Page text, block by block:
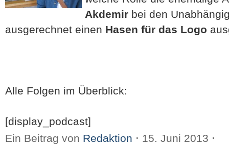
Akdemir bei den
ausgerechnet einen Hasen für das Logo
Alle Folgen im Überblick:
[display_podcast]
Ein Beitrag von Redaktion ⋅ 15. Juni 2013 ⋅